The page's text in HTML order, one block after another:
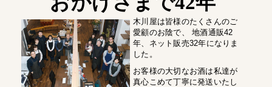
木川屋は皆様のたくさんのご
愛顧のお陰で、 地酒通販42
年、ネット販売32年になりま
した。
お客様の大切なお酒は私達が
真心こめて丁寧に発送いたし